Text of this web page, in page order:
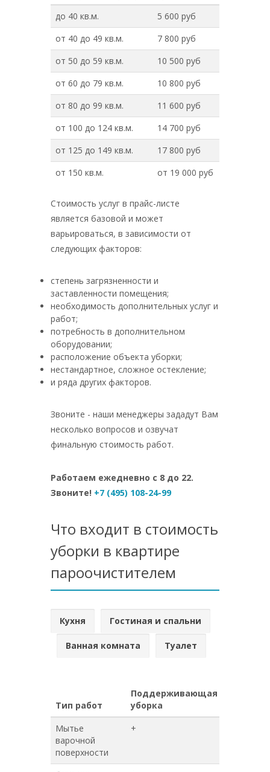
до 40 кв.м.
5 600 руб
от 40 до 49 кв.м.
7 800 руб
от 50 до 59 кв.м.
10 500 руб
от 60 до 79 кв.м.
10 800 руб
от 80 до 99 кв.м.
11 600 руб
от 100 до 124 кв.м.
14 700 руб
от 125 до 149 кв.м.
17 800 руб
от 150 кв.м.
от 19 000 руб
Стоимость услуг в прайс-листе
является базовой и может
варьироваться, в зависимости от
следующих факторов:
степень загрязненности и
заставленности помещения;
необходимость дополнительных услуг и
работ;
потребность в дополнительном
оборудовании;
расположение объекта уборки;
нестандартное, сложное остекление;
и ряда других факторов.
Звоните - наши менеджеры зададут Вам
несколько вопросов и озвучат
финальную стоимость работ.
Работаем ежедневно с 8 до 22.
Звоните! +7 (495) 108-24-99
Что входит в стоимость
уборки в квартире
пароочистителем
Кухня Гостиная и спальни
Ванная комната Туалет
Тип работ
Поддерживающая
уборка
Мытье
варочной
поверхности
+